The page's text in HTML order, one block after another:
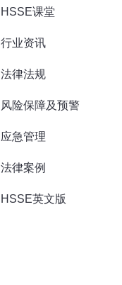
HSSE课堂
行业资讯
法律法规
风险保障及预警
应急管理
法律案例
HSSE英文版